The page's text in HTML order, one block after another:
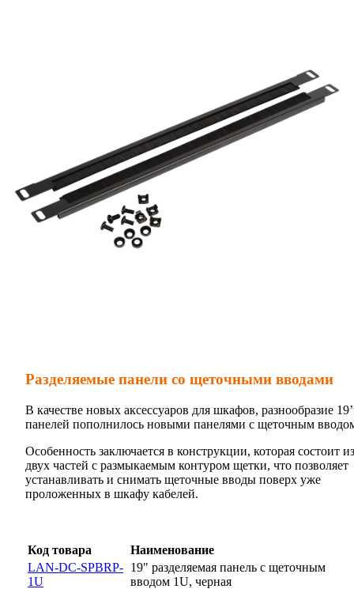
Разделяемые панели со щеточными вводами
В качестве новых аксессуаров для шкафов, разнообразие
панелей пополнилось новыми панелями с щеточным
Особенность заключается в конструкции, которая состоит из
двух частей с размыкаемым контуром щетки, что позволяет
устанавливать и снимать щеточные вводы поверх уже
проложенных в шкафу кабелей.
Код товара
Наименование
LAN-DC-SPBRP-
1U
19" разделяемая панель с щеточным
вводом 1U, черная